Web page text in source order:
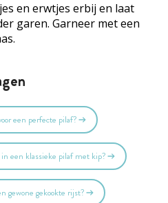
en erwtjes erbij en laat
garen. Garneer met een
een perfecte pilaf?
een klassieke pilaf met kip?
gewone gekookte rijst?